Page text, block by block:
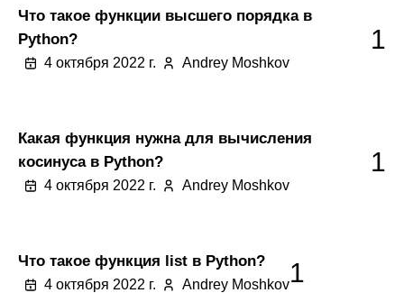
Что такое функции высшего порядка в
Python?
4 октября 2022 г. Andrey Moshkov
1
Какая функция нужна для вычисления
косинуса в Python?
4 октября 2022 г. Andrey Moshkov
1
Что такое функция list в Python?
4 октября 2022 г. Andrey Moshkov1